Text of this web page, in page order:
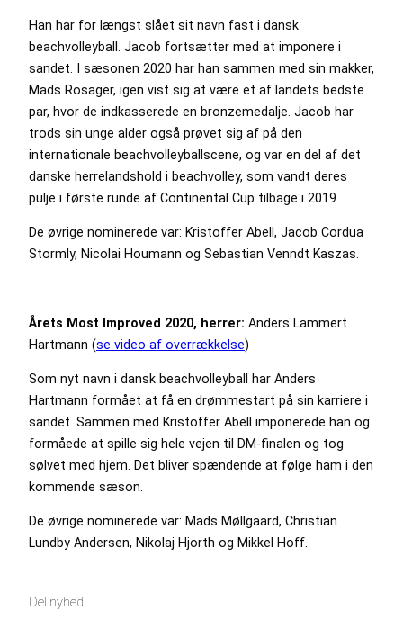
Han har for længst slået sit navn fast i dansk
beachvolleyball. Jacob fortsætter med at imponere i
sandet. I sæsonen 2020 har han sammen med sin makker,
Mads Rosager, igen vist sig at være et af landets bedste
par, hvor de indkasserede en bronzemedalje. Jacob har
trods sin unge alder også prøvet sig af på den
internationale beachvolleyballscene, og var en del af det
danske herrelandshold i beachvolley, som vandt deres
pulje i første runde af Continental Cup tilbage i 2019.
De øvrige nominerede var: Kristoffer Abell, Jacob Cordua
Stormly, Nicolai Houmann og Sebastian Venndt Kaszas.
Årets Most Improved 2020, herrer: Anders Lammert
Hartmann (se video af overrækkelse)
Som nyt navn i dansk beachvolleyball har Anders
Hartmann formået at få en drømmestart på sin karriere i
sandet. Sammen med Kristoffer Abell imponerede han og
formåede at spille sig hele vejen til DM-finalen og tog
sølvet med hjem. Det bliver spændende at følge ham i den
kommende sæson.
De øvrige nominerede var: Mads Møllgaard, Christian
Lundby Andersen, Nikolaj Hjorth og Mikkel Hoff.
Del nyhed